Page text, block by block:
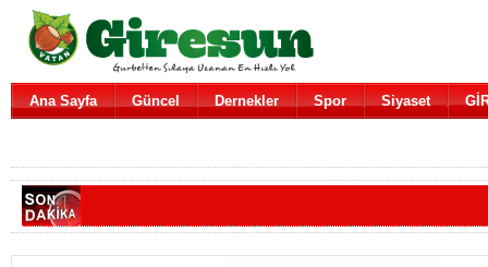
Ana Sayfa Güncel Dernekler Spor Siyaset